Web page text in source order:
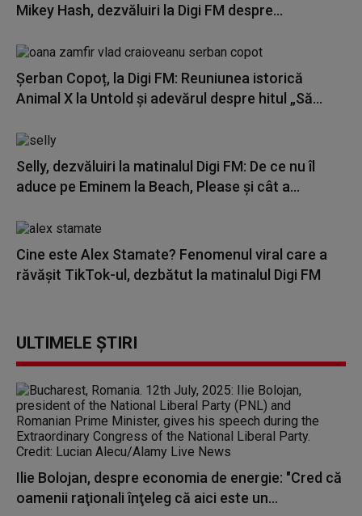
Mikey Hash, dezvăluiri la Digi FM despre...
Șerban Copoț, la Digi FM: Reuniunea istorică
Animal X la Untold și adevărul despre hitul „Să...
Selly, dezvăluiri la matinalul Digi FM: De ce nu îl
aduce pe Eminem la Beach, Please și cât a...
Cine este Alex Stamate? Fenomenul viral care a
răvășit TikTok-ul, dezbătut la matinalul Digi FM
ULTIMELE ȘTIRI
Ilie Bolojan, despre economia de energie: "Cred că
oamenii raţionali înţeleg că aici este un...